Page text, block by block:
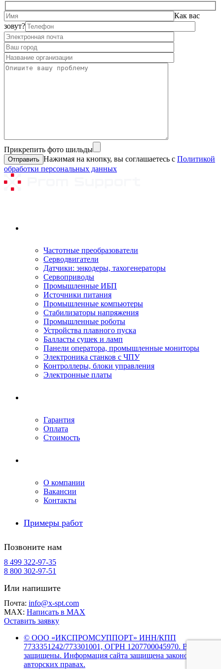
Как вас
зовут?
Прикрепить фото шильды
Нажимая на кнопку, вы соглашаетесь с Политикой
обработки персональных данных
Частотные преобразователи
Серводвигатели
Датчики: энкодеры, тахогенераторы
Сервоприводы
Промышленные ИБП
Источники питания
Промышленные компьютеры
Стабилизаторы напряжения
Промышленные роботы
Устройства плавного пуска
Балласты сушек и ламп
Панели оператора, промышленные мониторы
Электроника станков с ЧПУ
Контроллеры, блоки управления
Электронные платы
Гарантия
Оплата
Стоимость
О компании
Вакансии
Контакты
Примеры работ
Позвоните нам
8 499 322-97-35
8 800 302-97-51
Или напишите
Почта: info@x-spt.com
MAX: Написать в MAX
Оставить заявку
© ООО «ИКСПРОМСУППОРТ» ИНН/КПП
7733351242/773301001, ОГРН 1207700045970. Все права
защищены. Информация сайта защищена законом об
авторских правах.